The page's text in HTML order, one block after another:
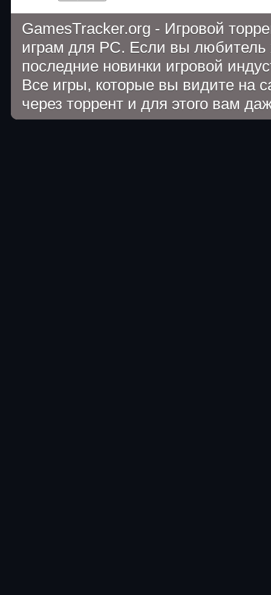
GamesTracker.org - Игровой
играм для PC. Если вы
последние новинки игровой
Все игры, которые вы видите на
через торрент и для этого вам